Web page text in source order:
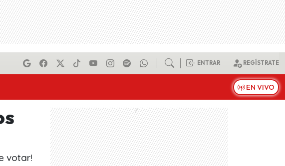
ENTRAR REGÍSTRATE
EN VIVO
votar!